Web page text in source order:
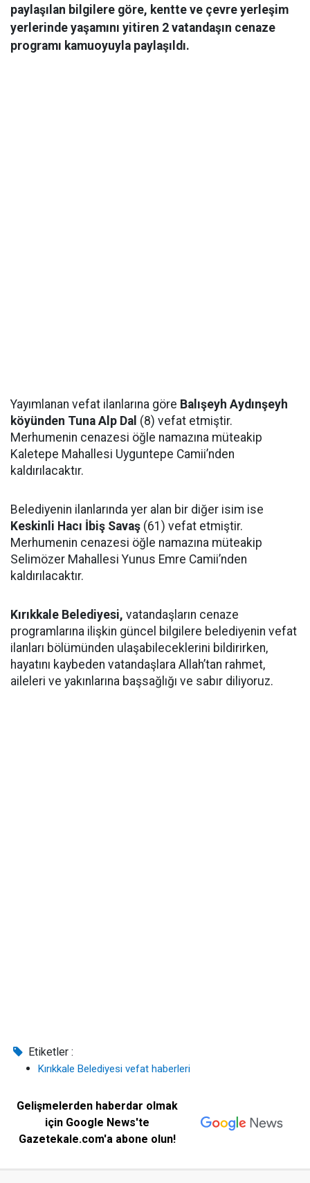
paylaşılan bilgilere göre, kentte ve çevre yerleşim
yerlerinde yaşamını yitiren 2 vatandaşın cenaze
programı kamuoyuyla paylaşıldı.
Yayımlanan vefat ilanlarına göre Balışeyh Aydınşeyh
köyünden Tuna Alp Dal (8) vefat etmiştir.
Merhumenin cenazesi öğle namazına müteakip
Kaletepe Mahallesi Uyguntepe Camii’nden
kaldırılacaktır.
Belediyenin ilanlarında yer alan bir diğer isim ise
Keskinli Hacı İbiş Savaş (61) vefat etmiştir.
Merhumenin cenazesi öğle namazına müteakip
Selimözer Mahallesi Yunus Emre Camii’nden
kaldırılacaktır.
Kırıkkale Belediyesi, vatandaşların cenaze
programlarına ilişkin güncel bilgilere belediyenin vefat
ilanları bölümünden ulaşabileceklerini bildirirken,
hayatını kaybeden vatandaşlara Allah’tan rahmet,
aileleri ve yakınlarına başsağlığı ve sabır diliyoruz.
Etiketler :
Kırıkkale Belediyesi vefat haberleri
Gelişmelerden haberdar olmak
için Google News'te
Gazetekale.com'a abone olun!